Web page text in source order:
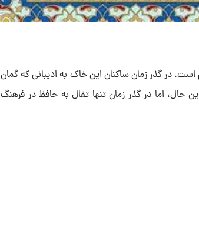
است. در گذر زمان ساکنان این خاک به ادیبانی که گمان
حال، اما در گذر زمان تنها تفال به حافظ در فرهنگ